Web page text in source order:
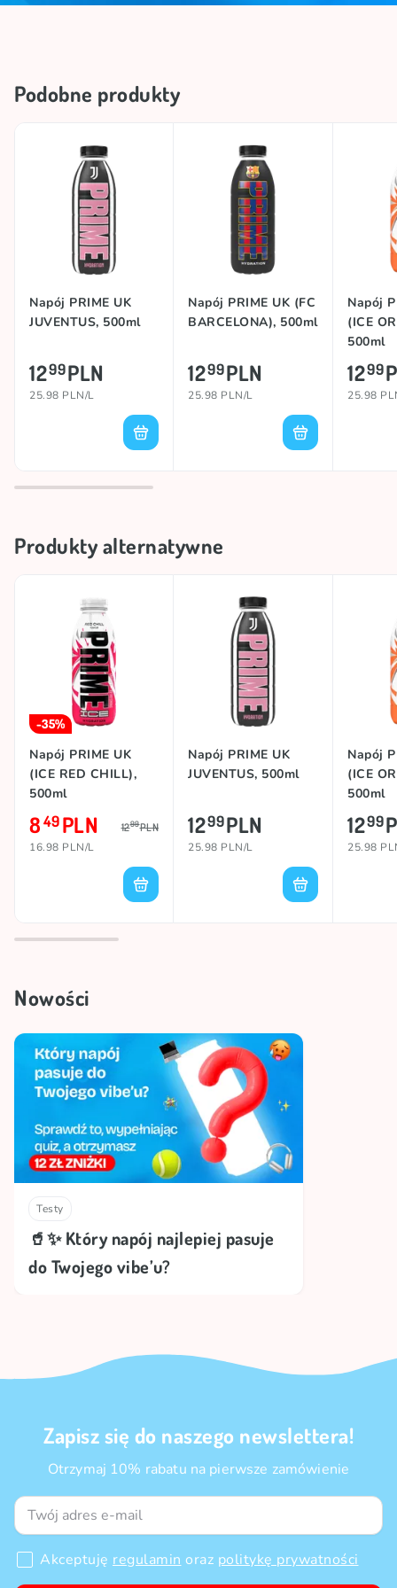
Podobne produkty
Napój PRIME UK
JUVENTUS, 500ml
1299PLN
25.98 PLN/L
Napój PRIME UK (FC
BARCELONA), 500ml
1299PLN
25.98 PLN/L
Napój
(ICE
500ml
1299
25.98
Produkty alternatywne
-35%
Napój PRIME UK
(ICE RED CHILL),
500ml
849PLN 1299PLN
16.98 PLN/L
Napój PRIME UK
JUVENTUS, 500ml
1299PLN
25.98 PLN/L
Napój
(ICE
500ml
1299
25.98
Nowości
Testy
🥤✨ Który napój najlepiej pasuje
do Twojego vibe’u?
Zapisz się do naszego newslettera!
Otrzymaj 10% rabatu na pierwsze zamówienie
Akceptuję regulamin oraz politykę prywatności